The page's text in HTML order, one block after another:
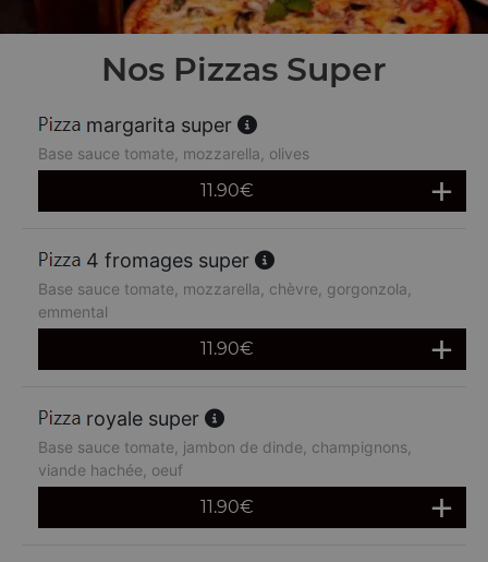
Nos Pizzas Super
margarita super
Base sauce tomate, mozzarella, olives
11.90€
4 fromages super
Base sauce tomate, mozzarella, chèvre, gorgonzola,
emmental
11.90€
royale super
Base sauce tomate, jambon de dinde, champignons,
viande hachée, oeuf
11.90€